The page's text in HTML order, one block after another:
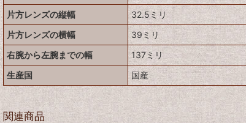
片方レンズの縦幅
32.5ミリ
片方レンズの横幅
39ミリ
右腕から左腕までの幅
137ミリ
生産国
国産
関連商品